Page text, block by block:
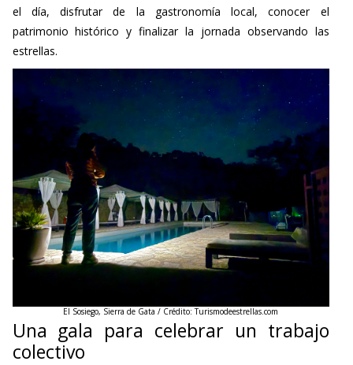
el día, disfrutar de la gastronomía local, conocer el
patrimonio histórico y finalizar la jornada observando las
estrellas.
El Sosiego, Sierra de Gata / Crédito: Turismodeestrellas.com
Una gala para celebrar un trabajo
colectivo